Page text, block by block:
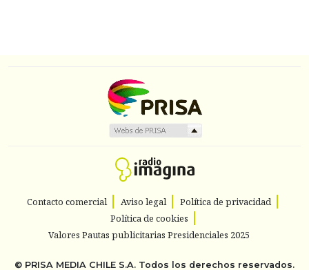
Contacto comercial Aviso legal
Política de privacidad
Política de cookies
Valores Pautas publicitarias Presidenciales 2025
© PRISA MEDIA CHILE S.A. Todos los derechos reservados.